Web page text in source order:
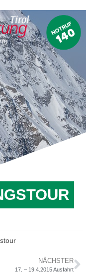
NÄCHSTER
17. – 19.4.2015 Ausfahrt